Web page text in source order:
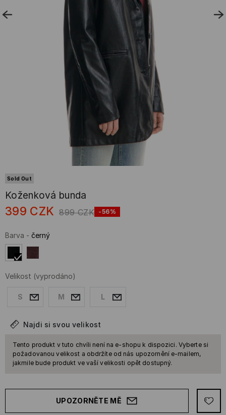
Sold Out
Koženková bunda
399 CZK 899 CZK -56%
Barva - černý
Velikost (vyprodáno)
S M L
Najdi si svou velikost
Tento produkt v tuto chvíli není na e-shopu k dispozici. Vyberte si
požadovanou velikost a obdržíte od nás upozornění e-mailem,
jakmile bude produkt ve vaší velikosti opět dostupný.
UPOZORNĚTE MĚ